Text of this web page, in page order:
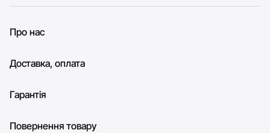
Про нас
Доставка, оплата
Гарантія
Повернення товару